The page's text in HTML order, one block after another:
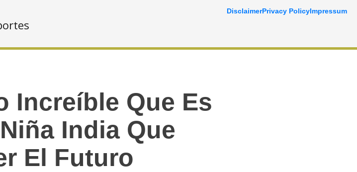
Increíble Que Es
India Que
El Futuro
DisclaimerPrivacy PolicyImpressum